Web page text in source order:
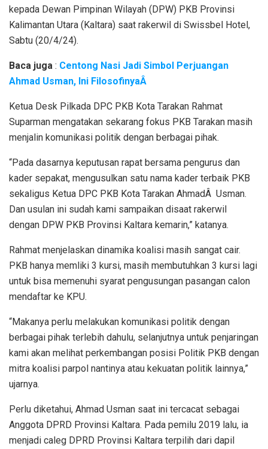
kepada Dewan Pimpinan Wilayah (DPW) PKB Provinsi
Kalimantan Utara (Kaltara) saat rakerwil di Swissbel Hotel,
Sabtu (20/4/24).
Baca juga : Centong Nasi Jadi Simbol Perjuangan
Ahmad Usman, Ini FilosofinyaÂ
Ketua Desk Pilkada DPC PKB Kota Tarakan Rahmat
Suparman mengatakan sekarang fokus PKB Tarakan masih
menjalin komunikasi politik dengan berbagai pihak.
“Pada dasarnya keputusan rapat bersama pengurus dan
kader sepakat, mengusulkan satu nama kader terbaik PKB
sekaligus Ketua DPC PKB Kota Tarakan AhmadÂ Usman.
Dan usulan ini sudah kami sampaikan disaat rakerwil
dengan DPW PKB Provinsi Kaltara kemarin,” katanya.
Rahmat menjelaskan dinamika koalisi masih sangat cair.
PKB hanya memliki 3 kursi, masih membutuhkan 3 kursi lagi
untuk bisa memenuhi syarat pengusungan pasangan calon
mendaftar ke KPU.
“Makanya perlu melakukan komunikasi politik dengan
berbagai pihak terlebih dahulu, selanjutnya untuk penjaringan
kami akan melihat perkembangan posisi Politik PKB dengan
mitra koalisi parpol nantinya atau kekuatan politik lainnya,”
ujarnya.
Perlu diketahui, Ahmad Usman saat ini tercacat sebagai
Anggota DPRD Provinsi Kaltara. Pada pemilu 2019 lalu, ia
menjadi caleg DPRD Provinsi Kaltara terpilih dari dapil